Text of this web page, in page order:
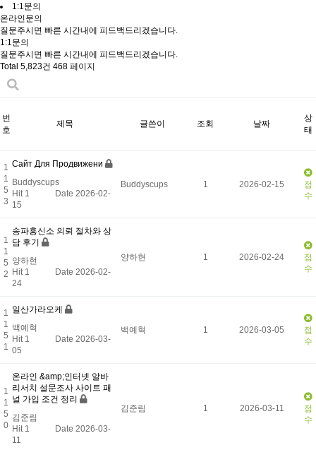
1:1문의
온라인문의
질문주시면 빠른 시간내에 피드백드리겠습니다.
1:1문의
질문주시면 빠른 시간내에 피드백드리겠습니다.
Total 5,823건 468 페이지
번
호
제목 글쓴이 조회 날짜
상
태
1
1
5
3
Сайт Для Продвижени
Buddyscups
Hit 1
Date 2026-02-
15
Buddyscups 1 2026-02-15
접
수
1
1
5
2
송파흥신소 의뢰 절차와 상
담 후기
양하현
Hit 1
Date 2026-02-
24
양하현 1 2026-02-24
접
수
1
1
5
1
일산가라오케
백예혁
Hit 1
Date 2026-03-
05
백예혁 1 2026-03-05
접
수
1
1
5
0
온라인 &amp;인터넷 알바
리서치 설문조사 사이트 패
널 가입 조건 정리
김준림
Hit 1
Date 2026-03-
11
김준림 1 2026-03-11
접
수